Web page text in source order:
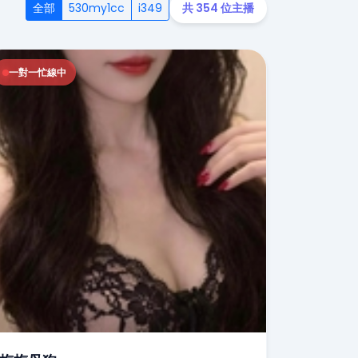
全部 530my1cc i349 共 354 位主播
一對一忙線中